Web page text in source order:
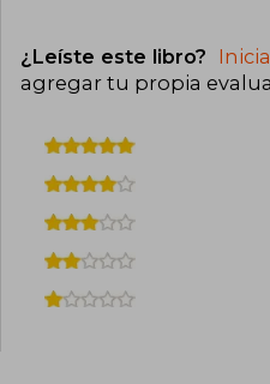
¿Leíste este libro?
agregar tu propia